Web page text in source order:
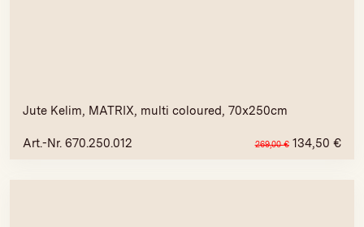
Jute Kelim, MATRIX, multi coloured, 70x250cm
Art.-Nr. 670.250.012 269,00€ 134,50 €